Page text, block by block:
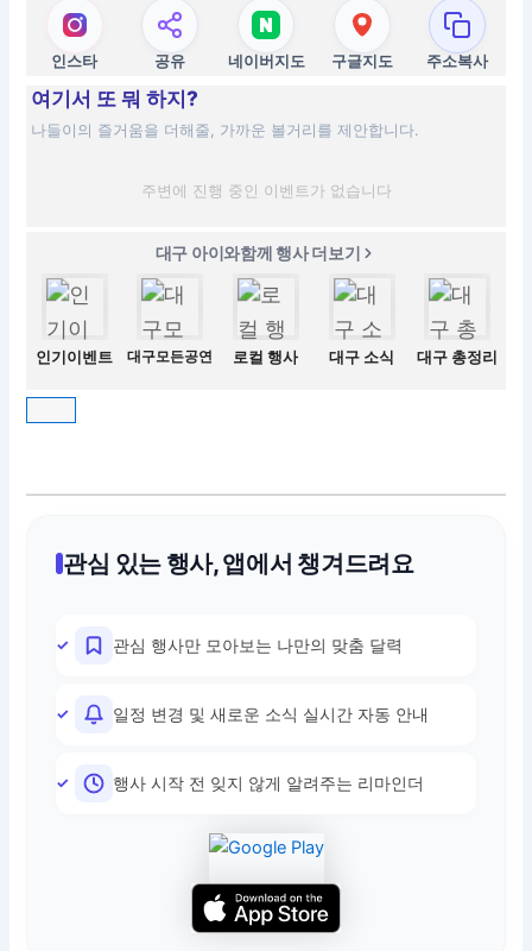
인스타 공유 네이버지도 구글지도 주소복사
여기서 또 뭐 하지?
나들이의 즐거움을 더해줄, 가까운 볼거리를 제안합니다.
주변에 진행 중인 이벤트가 없습니다
대구 아이와함께 행사 더보기
인기이벤트 대구모든공연 로컬 행사 대구 소식 대구 총정리
관심 있는 행사, 앱에서 챙겨드려요
관심 행사만 모아보는 나만의 맞춤 달력
일정 변경 및 새로운 소식 실시간 자동 안내
행사 시작 전 잊지 않게 알려주는 리마인더